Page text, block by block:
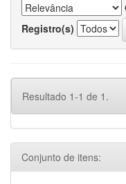
Registro(s)
Resultado 1-1 de 1.
Conjunto de itens: